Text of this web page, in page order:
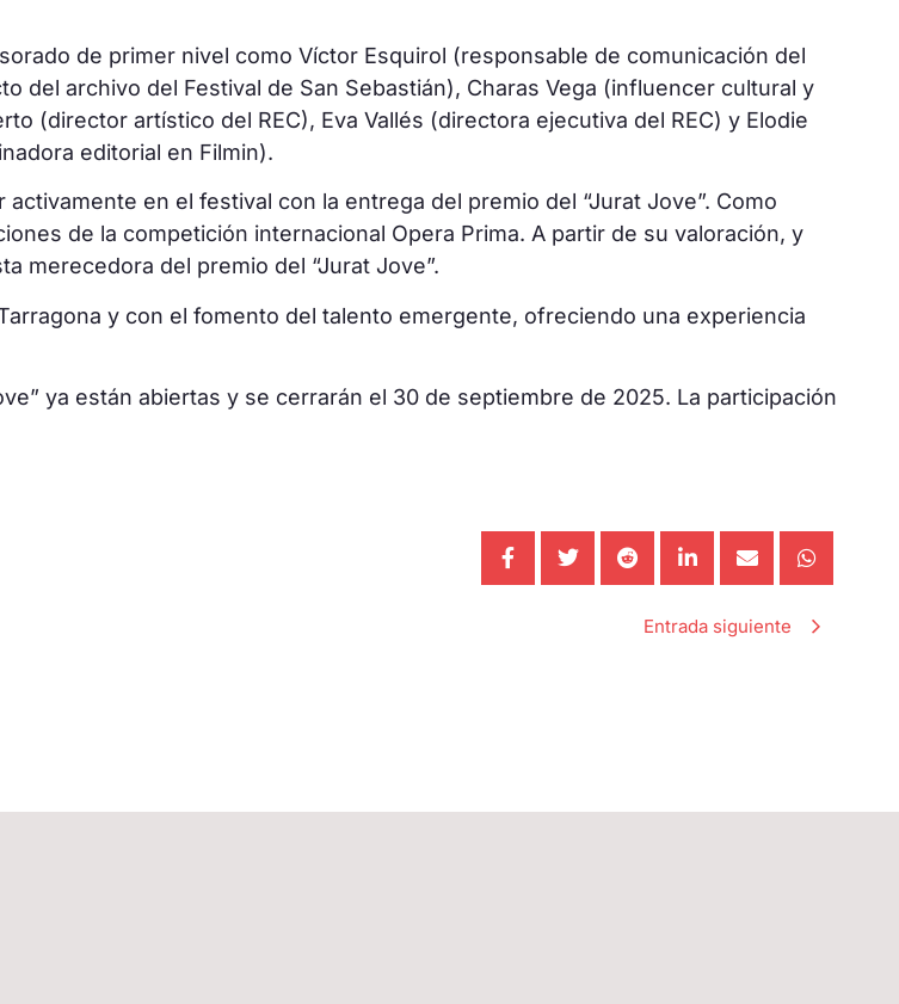
de primer nivel como Víctor Esquirol (responsable de comunicación del
del archivo del Festival de San Sebastián), Charas Vega (influencer cultural y
(director artístico del REC), Eva Vallés (directora ejecutiva del REC) y Elodie
editorial en Filmin).
en el festival con la entrega del premio del “Jurat Jove”. Como
de la competición internacional Opera Prima. A partir de su valoración, y
merecedora del premio del “Jurat Jove”.
y con el fomento del talento emergente, ofreciendo una experiencia
ya están abiertas y se cerrarán el 30 de septiembre de 2025. La participación
Entrada siguiente